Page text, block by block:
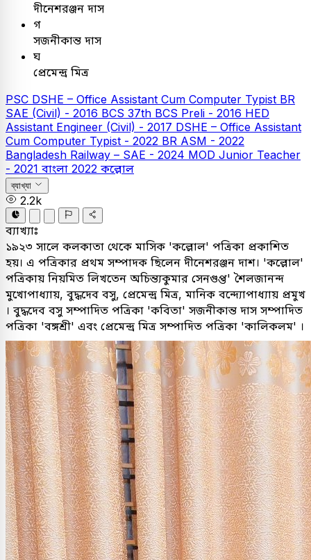
দীনেশরঞ্জন দাস
গ
সজনীকান্ত দাস
ঘ
প্রেমেন্দ্র মিত্র
PSC DSHE – Office Assistant Cum Computer Typist BR
SAE (Civil) - 2016 BCS 37th BCS Preli - 2016 HED
Assistant Engineer (Civil) - 2017 DSHE – Office Assistant
Cum Computer Typist - 2022 BR ASM - 2022
Bangladesh Railway – SAE - 2024 MOD Junior Teacher
- 2021 বাংলা 2022 কল্লোল
ব্যাখ্যা
2.2k
ব্যাখ্যাঃ
১৯২৩ সালে কলকাতা থেকে মাসিক 'কল্লোল' পত্রিকা প্রকাশিত
হয়। এ পত্রিকার প্রথম সম্পাদক ছিলেন দীনেশরঞ্জন দাশ। 'কল্লোল'
পত্রিকায় নিয়মিত লিখতেন অচিন্ত্যকুমার সেনগুপ্ত' শৈলজানন্দ
মুখোপাধ্যায়, বুদ্ধদেব বসু, প্রেমেন্দ্র মিত্র, মানিক বন্দ্যোপাধ্যায় প্রমুখ
। বুদ্ধদেব বসু সম্পাদিত পত্রিকা 'কবিতা' সজনীকান্ত দাস সম্পাদিত
পত্রিকা 'বঙ্গশ্রী' এবং প্রেমেন্দ্র মিত্র সম্পাদিত পত্রিকা 'কালিকলম' ।